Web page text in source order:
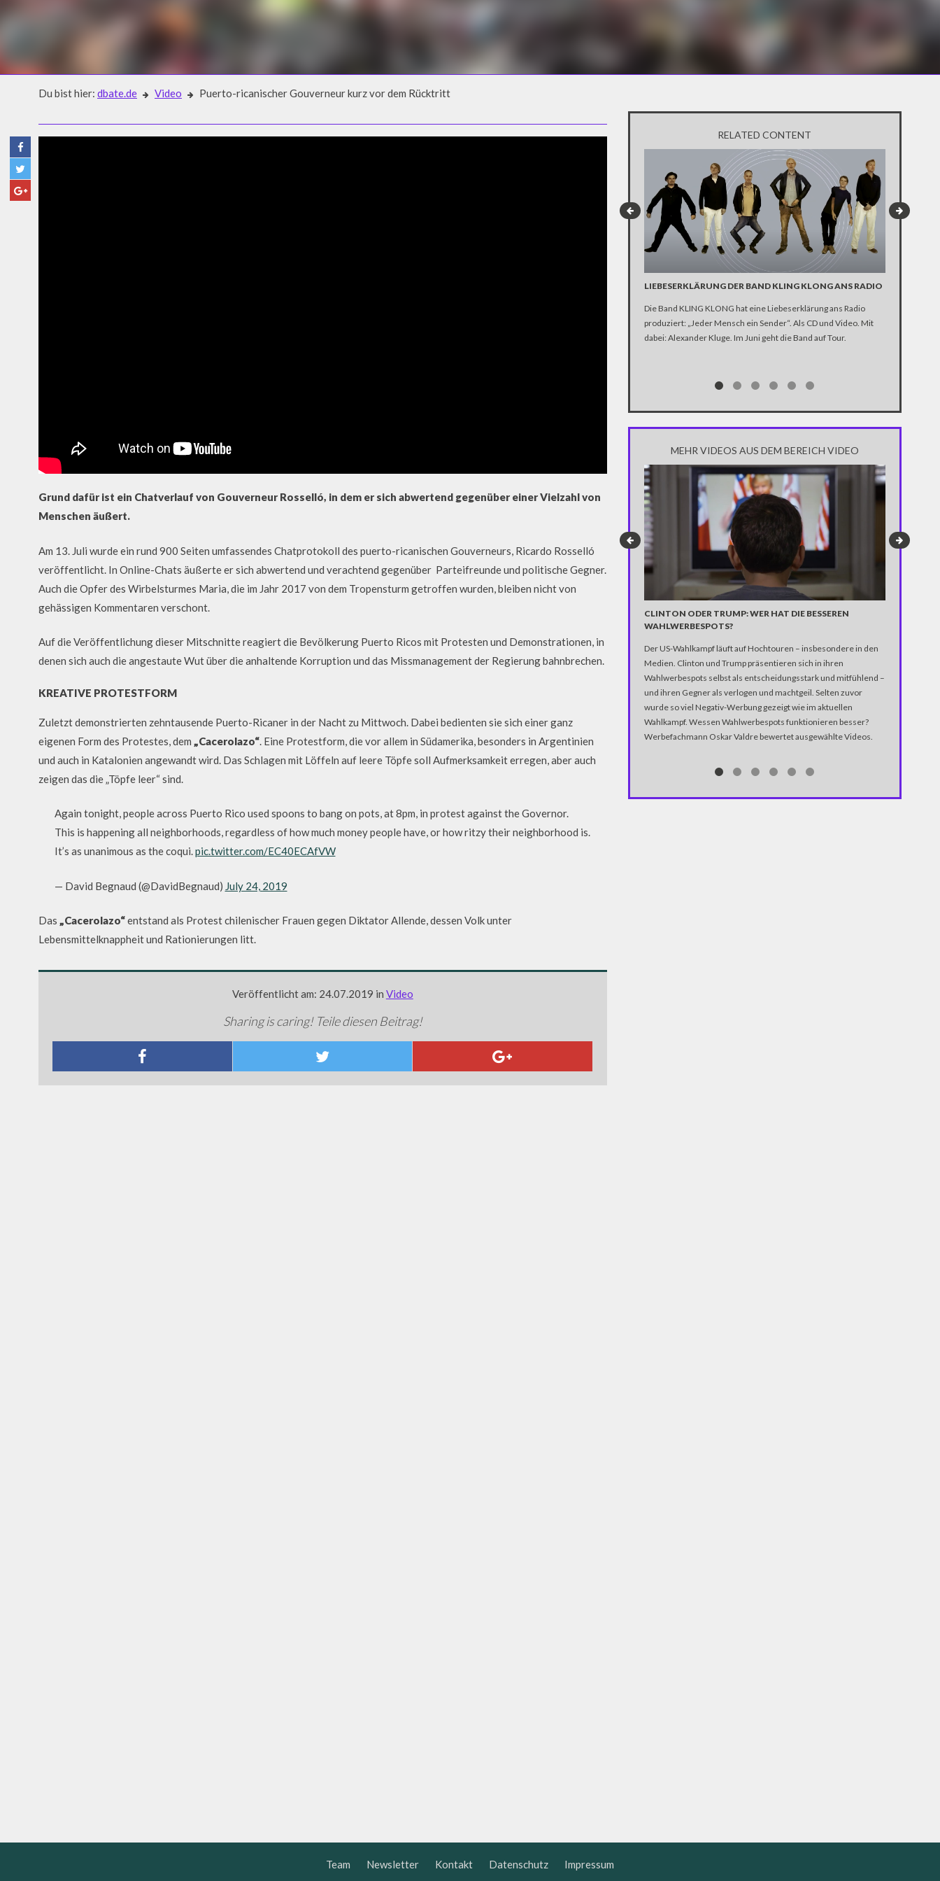
Du bist hier: dbate.de Video Puerto-ricanischer Gouverneur kurz vor dem Rücktritt
Grund dafür ist ein Chatverlauf von Gouverneur Rosselló, in dem er sich abwertend gegenüber einer Vielzahl von
Menschen äußert.
Am 13. Juli wurde ein rund 900 Seiten umfassendes Chatprotokoll des puerto-ricanischen Gouverneurs, Ricardo Rosselló
veröffentlicht. In Online-Chats äußerte er sich abwertend und verachtend gegenüber Parteifreunde und politische Gegner.
Auch die Opfer des Wirbelsturmes Maria, die im Jahr 2017 von dem Tropensturm getroffen wurden, bleiben nicht von
gehässigen Kommentaren verschont.
Auf die Veröffentlichung dieser Mitschnitte reagiert die Bevölkerung Puerto Ricos mit Protesten und Demonstrationen, in
denen sich auch die angestaute Wut über die anhaltende Korruption und das Missmanagement der Regierung bahnbrechen.
KREATIVE PROTESTFORM
Zuletzt demonstrierten zehntausende Puerto-Ricaner in der Nacht zu Mittwoch. Dabei bedienten sie sich einer ganz
eigenen Form des Protestes, dem „Cacerolazo“. Eine Protestform, die vor allem in Südamerika, besonders in Argentinien
und auch in Katalonien angewandt wird. Das Schlagen mit Löffeln auf leere Töpfe soll Aufmerksamkeit erregen, aber auch
zeigen das die „Töpfe leer“ sind.
Again tonight, people across Puerto Rico used spoons to bang on pots, at 8pm, in protest against the Governor.
This is happening all neighborhoods, regardless of how much money people have, or how ritzy their neighborhood is.
It’s as unanimous as the coqui.pic.twitter.com/EC40ECAfVW
— David Begnaud (@DavidBegnaud) July 24, 2019
Das „Cacerolazo“entstand als Protest chilenischer Frauen gegen Diktator Allende, dessen Volk unter
Lebensmittelknappheit und Rationierungen litt.
Veröffentlicht am: 24.07.2019 in Video
Sharing is caring! Teile diesen Beitrag!
RELATED CONTENT
LIEBESERKLÄRUNG DER BAND KLING KLONG ANS RADIO
Die Band KLING KLONG hat eine Liebeserklärung ans Radio
produziert: „Jeder Mensch ein Sender“. Als CD und Video. Mit
dabei: Alexander Kluge. Im Juni geht die Band auf Tour.
MEHR VIDEOS AUS DEM BEREICH VIDEO
CLINTON ODER TRUMP: WER HAT DIE BESSEREN
WAHLWERBESPOTS?
Der US-Wahlkampf läuft auf Hochtouren – insbesondere in den
Medien. Clinton und Trump präsentieren sich in ihren
Wahlwerbespots selbst als entscheidungsstark und mitfühlend –
und ihren Gegner als verlogen und machtgeil. Selten zuvor
wurde so viel Negativ-Werbung gezeigt wie im aktuellen
Wahlkampf. Wessen Wahlwerbespots funktionieren besser?
Werbefachmann Oskar Valdre bewertet ausgewählte Videos.
Das macht
passender
Team Newsletter Kontakt Datenschutz Impressum